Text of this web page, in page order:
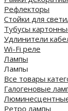
Рефлекторы
Стойки для
Тубусы
Удлинители
Wi-Fi реле
Лампы
Лампы
Все товары
Галогеновые
Ретро лампы